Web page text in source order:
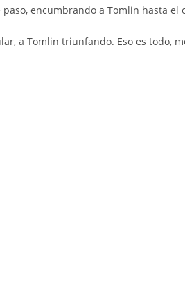
encumbrando a Tomlin hasta el
a Tomlin triunfando. Eso es todo,